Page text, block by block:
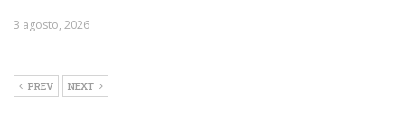
3 agosto, 2026
PREV NEXT